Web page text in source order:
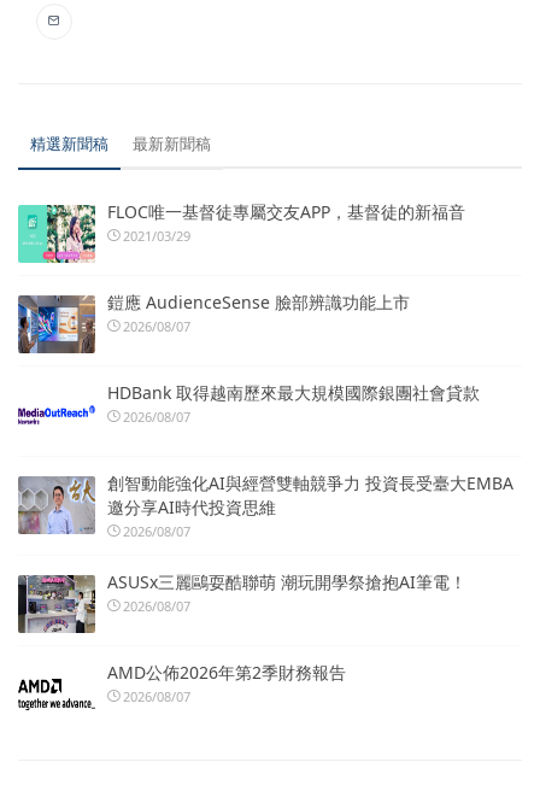
精選新聞稿 最新新聞稿
FLOC唯一基督徒專屬交友APP，基督徒的新福音
2021/03/29
鎧應 AudienceSense 臉部辨識功能上市
2026/08/07
HDBank 取得越南歷來最大規模國際銀團社會貸款
2026/08/07
創智動能強化AI與經營雙軸競爭力 投資長受臺大EMBA
邀分享AI時代投資思維
2026/08/07
ASUSx三麗鷗耍酷聯萌 潮玩開學祭搶抱AI筆電！
2026/08/07
AMD公佈2026年第2季財務報告
2026/08/07